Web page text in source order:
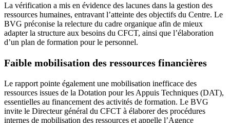
La vérification a mis en évidence des lacunes dans la gestion des
ressources humaines, entravant l’atteinte des objectifs du Centre. Le
BVG préconise la relecture du cadre organique afin de mieux
adapter la structure aux besoins du CFCT, ainsi que l’élaboration
d’un plan de formation pour le personnel.
Faible mobilisation des ressources financières
Le rapport pointe également une mobilisation inefficace des
ressources issues de la Dotation pour les Appuis Techniques (DAT),
essentielles au financement des activités de formation. Le BVG
invite le Directeur général du CFCT à élaborer des procédures
internes de mobilisation des ressources et appelle l’Agence